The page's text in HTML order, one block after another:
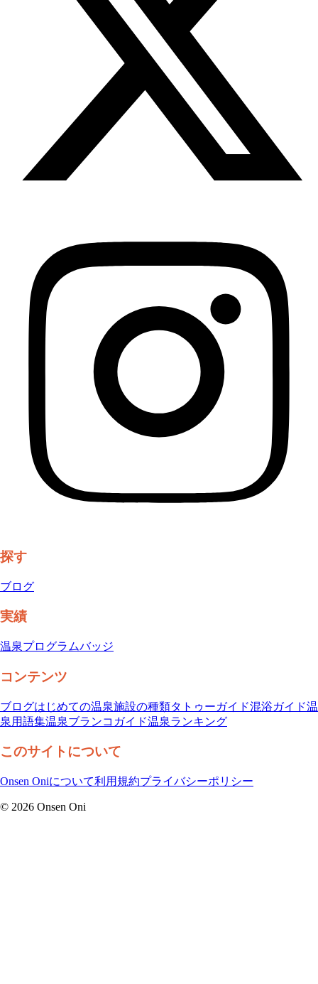
探す
ブログ
実績
温泉プログラムバッジ
コンテンツ
ブログはじめての温泉施設の種類タトゥーガイド混浴ガイド温
泉用語集温泉ブランコガイド温泉ランキング
このサイトについて
Onsen Oniについて利用規約プライバシーポリシー
© 2026 Onsen Oni